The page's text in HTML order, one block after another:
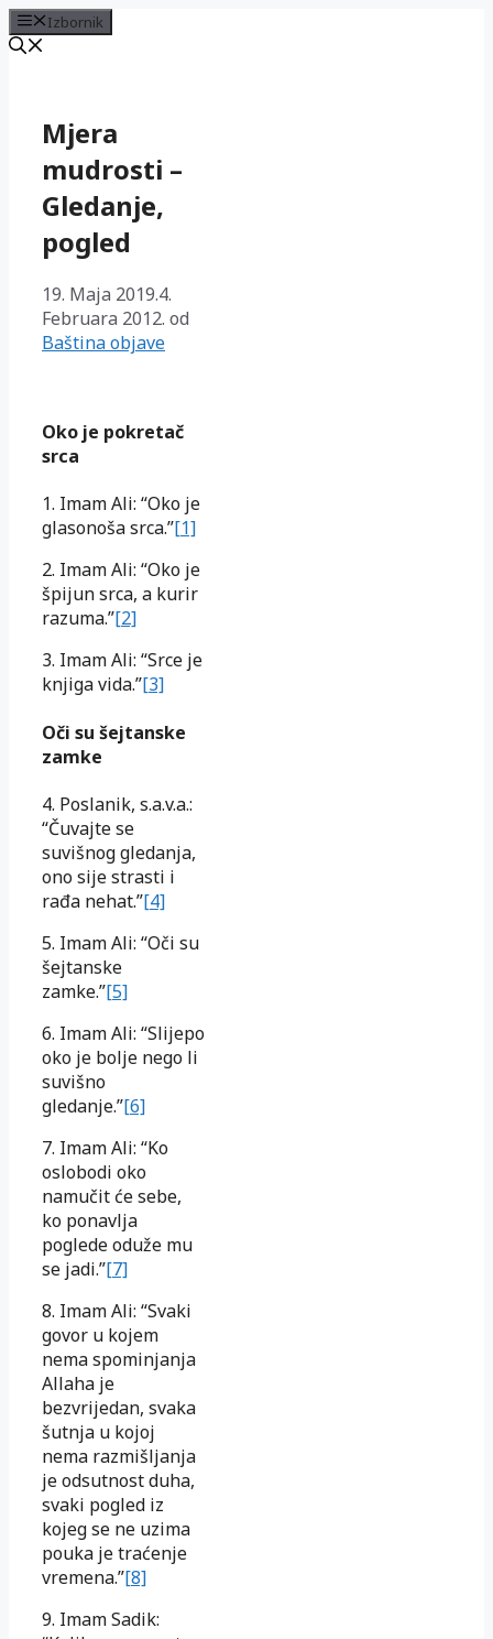
Izbornik
sadržajMjera
mudrosti –
Gledanje,
pogled
19. Maja 2019.4.
Februara 2012. od
Baština objave
Oko je pokretač
srca
1. Imam Ali: “Oko je
glasonoša srca.”[1]
2. Imam Ali: “Oko je
špijun srca, a kurir
razuma.”[2]
3. Imam Ali: “Srce je
knjiga vida.”[3]
Oči su šejtanske
zamke
4. Poslanik, s.a.v.a.:
“Čuvajte se
suvišnog gledanja,
ono sije strasti i
rađa nehat.”[4]
5. Imam Ali: “Oči su
šejtanske
zamke.”[5]
6. Imam Ali: “Slijepo
oko je bolje nego li
suvišno
gledanje.”[6]
7. Imam Ali: “Ko
oslobodi oko
namučit će sebe,
ko ponavlja
poglede oduže mu
se jadi.”[7]
8. Imam Ali: “Svaki
govor u kojem
nema spominjanja
Allaha je
bezvrijedan, svaka
šutnja u kojoj
nema razmišljanja
je odsutnost duha,
svaki pogled iz
kojeg se ne uzima
pouka je traćenje
vremena.”[8]
9. Imam Sadik: